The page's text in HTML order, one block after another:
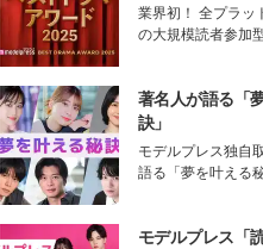
業界初！ 全プラッ
の大規模読者参加
著名人が語る「
訣」
モデルプレス独自
語る「夢を叶える
モデルプレス「